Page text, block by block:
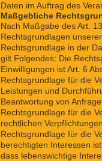
Daten im Auftrag des
Maßgebliche
Nach Maßgabe des Art.
Rechtsgrundlagen
Rechtsgrundlage in der
gilt Folgendes: Die
Einwilligungen ist Art. 6
Rechtsgrundlage für die
Leistungen und
Beantwortung von
Rechtsgrundlage für die
rechtlichen
Rechtsgrundlage für die
berechtigten Interessen
dass lebenswichtige